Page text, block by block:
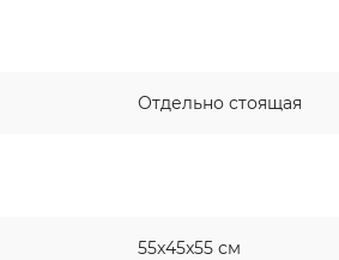
Отдельно стоящая
55x45x55 см